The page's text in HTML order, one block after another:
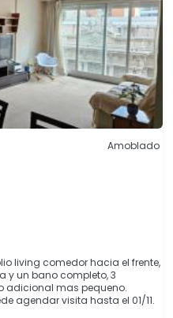
Amoblado
living comedor hacia el frente,
y un bano completo, 3
adicional mas pequeno.
agendar visita hasta el 01/11.